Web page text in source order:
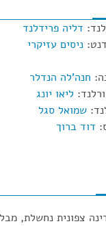
דליה פרידלנד
ניסים עזיקרי
חנה'לה הנדלר
ליאו יונג
שמואל סגל
דוד ברוך
צפונית נחשלת,